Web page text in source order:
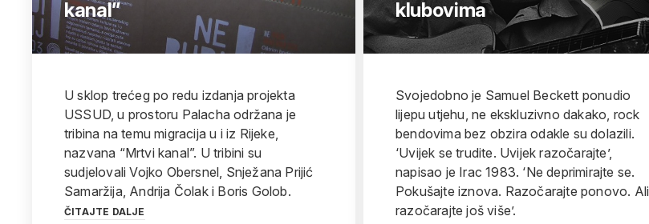
kanal”
U sklop trećeg po redu izdanja projekta
USSUD, u prostoru Palacha održana je
tribina na temu migracija u i iz Rijeke,
nazvana “Mrtvi kanal”. U tribini su
sudjelovali Vojko Obersnel, Snježana Prijić
Samaržija, Andrija Čolak i Boris Golob.
ČITAJTE DALJE
klubovima
Svojedobno je Samuel Beckett ponudio
lijepu utjehu, ne ekskluzivno dakako, rock
bendovima bez obzira odakle su dolazili.
‘Uvijek se trudite. Uvijek razočarajte’,
napisao je Irac 1983. ‘Ne deprimirajte se.
Pokušajte iznova. Razočarajte ponovo. Ali
razočarajte još više’.